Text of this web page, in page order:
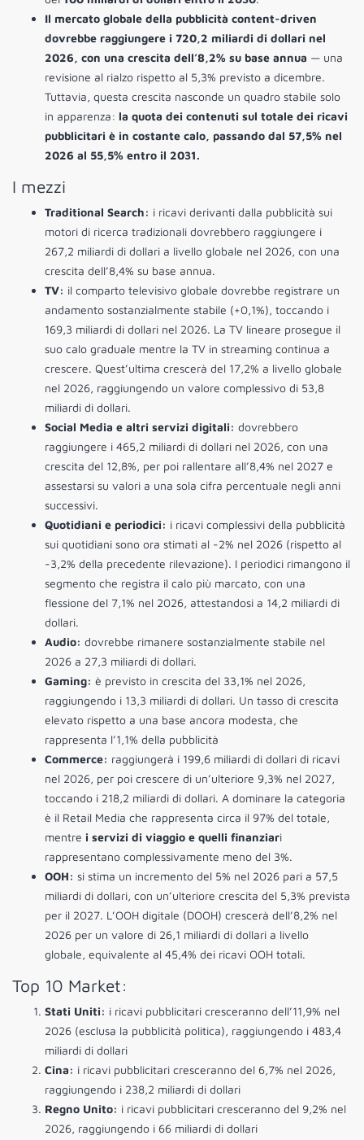
Il mercato globale della pubblicità content-driven
dovrebbe raggiungere i 720,2 miliardi di dollari nel
2026, con una crescita dell’8,2% su base annua — una
revisione al rialzo rispetto al 5,3% previsto a dicembre.
Tuttavia, questa crescita nasconde un quadro stabile solo
in apparenza: la quota dei contenuti sul totale dei ricavi
pubblicitari è in costante calo, passando dal 57,5% nel
2026 al 55,5% entro il 2031.
I mezzi
Traditional Search: i ricavi derivanti dalla pubblicità sui
motori di ricerca tradizionali dovrebbero raggiungere i
267,2 miliardi di dollari a livello globale nel 2026, con una
crescita dell’8,4% su base annua.
TV: il comparto televisivo globale dovrebbe registrare un
andamento sostanzialmente stabile (+0,1%), toccando i
169,3 miliardi di dollari nel 2026. La TV lineare prosegue il
suo calo graduale mentre la TV in streaming continua a
crescere. Quest’ultima crescerà del 17,2% a livello globale
nel 2026, raggiungendo un valore complessivo di 53,8
miliardi di dollari.
Social Media e altri servizi digitali: dovrebbero
raggiungere i 465,2 miliardi di dollari nel 2026, con una
crescita del 12,8%, per poi rallentare all’8,4% nel 2027 e
assestarsi su valori a una sola cifra percentuale negli anni
successivi.
Quotidiani e periodici: i ricavi complessivi della pubblicità
sui quotidiani sono ora stimati al -2% nel 2026 (rispetto al
-3,2% della precedente rilevazione). I periodici rimangono il
segmento che registra il calo più marcato, con una
flessione del 7,1% nel 2026, attestandosi a 14,2 miliardi di
dollari.
Audio: dovrebbe rimanere sostanzialmente stabile nel
2026 a 27,3 miliardi di dollari.
Gaming: è previsto in crescita del 33,1% nel 2026,
raggiungendo i 13,3 miliardi di dollari. Un tasso di crescita
elevato rispetto a una base ancora modesta, che
rappresenta l’1,1% della pubblicità
Commerce: raggiungerà i 199,6 miliardi di dollari di ricavi
nel 2026, per poi crescere di un’ulteriore 9,3% nel 2027,
toccando i 218,2 miliardi di dollari. A dominare la categoria
è il Retail Media che rappresenta circa il 97% del totale,
mentre i servizi di viaggio e quelli finanziari
rappresentano complessivamente meno del 3%.
OOH: si stima un incremento del 5% nel 2026 pari a 57,5
miliardi di dollari, con un’ulteriore crescita del 5,3% prevista
per il 2027. L’OOH digitale (DOOH) crescerà dell’8,2% nel
2026 per un valore di 26,1 miliardi di dollari a livello
globale, equivalente al 45,4% dei ricavi OOH totali.
Top 10 Market:
Stati Uniti: i ricavi pubblicitari cresceranno dell’11,9% nel
2026 (esclusa la pubblicità politica), raggiungendo i 483,4
miliardi di dollari
Cina: i ricavi pubblicitari cresceranno del 6,7% nel 2026,
raggiungendo i 238,2 miliardi di dollari
Regno Unito: i ricavi pubblicitari cresceranno del 9,2% nel
2026, raggiungendo i 66 miliardi di dollari